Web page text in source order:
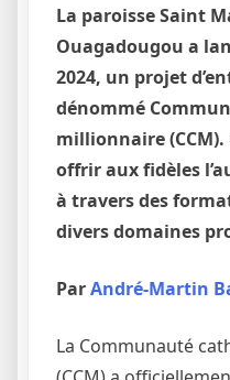
La paroisse Saint
Ouagadougou a
2024, un projet
dénommé
millionnaire
offrir aux fidèles
à travers des
divers domaines
ParAndré-Martin
La Communauté